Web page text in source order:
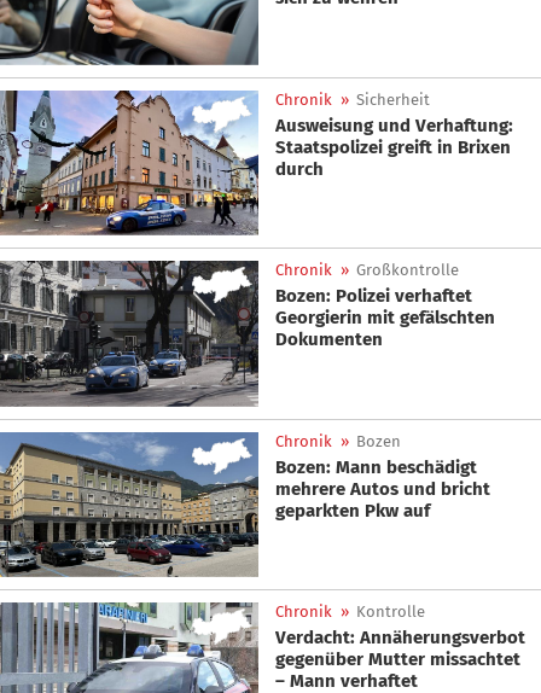
Chronik » Sicherheit
Ausweisung und Verhaftung:
Staatspolizei greift in Brixen
durch
Chronik » Großkontrolle
Bozen: Polizei verhaftet
Georgierin mit gefälschten
Dokumenten
Chronik » Bozen
Bozen: Mann beschädigt
mehrere Autos und bricht
geparkten Pkw auf
Chronik » Kontrolle
Verdacht: Annäherungsverbot
gegenüber Mutter missachtet
– Mann verhaftet